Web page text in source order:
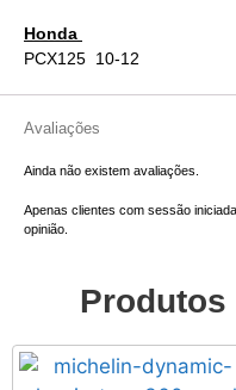
Honda
PCX125 10-12
Avaliações
Ainda não existem avaliações.
Apenas clientes com sessão
opinião.
Produtos